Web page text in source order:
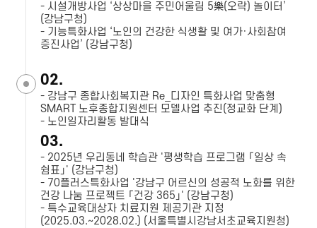
- 시설개방사업 ‘상상마을 주민어울림 5樂(오락) 놀이터’
(강남구청)
- 기능특화사업 ‘노인의 건강한 식생활 및 여가·사회참여
증진사업’ (강남구청)
02.
- 강남구 종합사회복지관 Re_디자인 특화사업 맞춤형
SMART 노후종합지원센터 모델사업 추진(정교화 단계)
- 노인일자리활동 발대식
03.
- 2025년 우리동네 학습관 '평생학습 프로그램 「일상 속
쉼표」' (강남구청)
- 70플러스특화사업 '강남구 어르신의 성공적 노화를 위한
건강 나눔 프로젝트 「건강 365」' (강남구청)
- 특수교육대상자 치료지원 제공기관 지정
(2025.03.~2028.02.) (서울특별시강남서초교육지원청)